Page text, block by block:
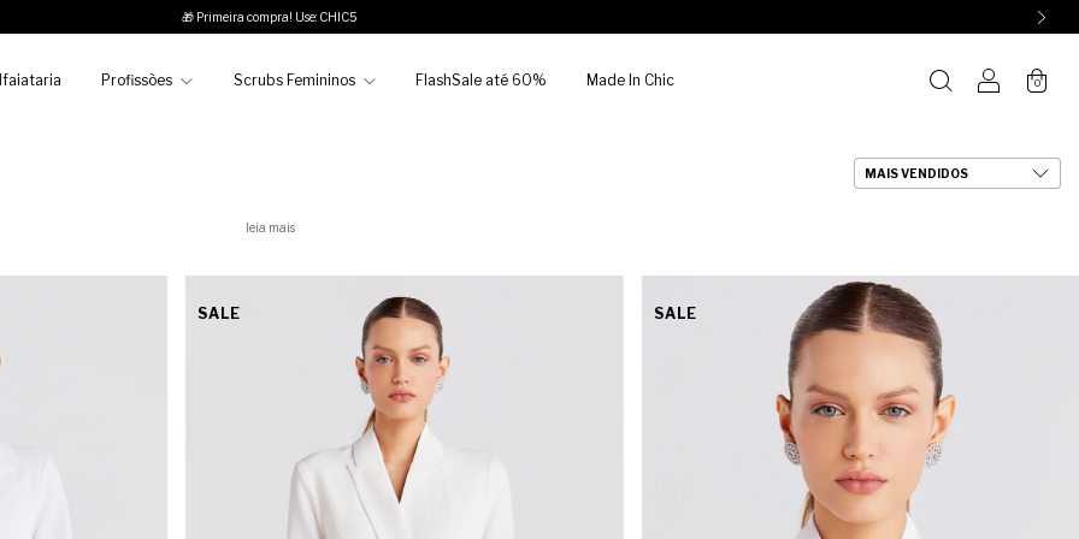
🎁 Primeira compra! Use: CHIC5
Profissões Scrubs Femininos FlashSale até 60% Made In Chic 0